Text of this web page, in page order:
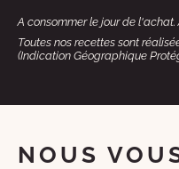
A consommer le jour de l'achat.
Toutes nos recettes sont
(Indication Géographique
NOUS